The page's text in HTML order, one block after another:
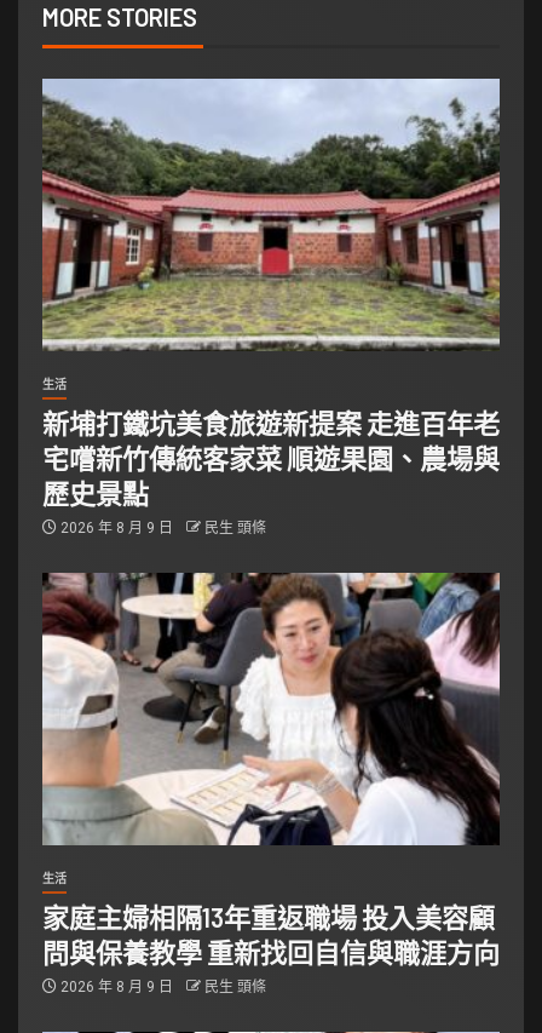
MORE STORIES
生活
新埔打鐵坑美食旅遊新提案 走進百年老
宅嚐新竹傳統客家菜 順遊果園、農場與
歷史景點
2026 年 8 月 9 日 民生 頭條
生活
家庭主婦相隔13年重返職場 投入美容顧
問與保養教學 重新找回自信與職涯方向
2026 年 8 月 9 日 民生 頭條